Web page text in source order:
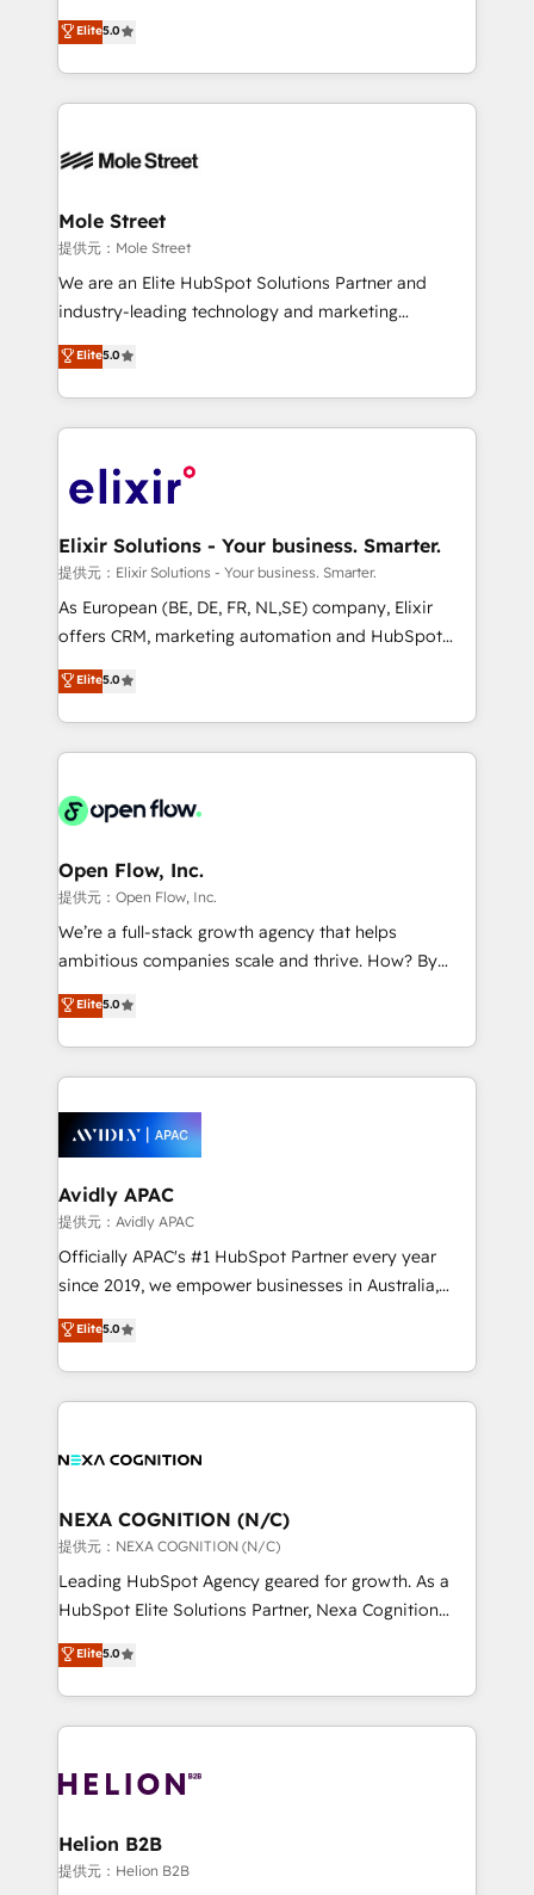
HubSpot Experts: Onboarding, migrations,
automation, and training built for adoption. ⚡ Highly
Technical Execution: ERP, EMR and Custom
Integrations; complex builds delivered in weeks, not
workflows; automation agents; process optimization
Healthcare: HIPAA implementations; secure data
workflows 💼 Financial Services: compliant
workflows; audit-ready reporting ⚖️ Legal: client
intake; pipeline and document workflows 🛒 E-
revenue automation 🏢 Real Estate: deal pipelines;
portfolio and lifecycle management 🏭
HIPAA-aware; CASL-compliant; GDPR-ready
implementations where required 💡 Why 500+
built to scale.
Elite5.0
Mole Street
提供元：Mole Street
We are an Elite HubSpot Solutions Partner and
industry-leading technology and marketing
consultancy. Our focus is on enterprise and mid-
market B2B companies globally that want a strategic
approach to execute their goals through creative
applications of our solutions; Technical HubSpot
Design, Migrations + Integrations. Mole Street’s
greatness, which is achieved through creating
absolute clarity, derived from a well-defined
strategy, executed well, and reported on with clear
results. The culture is driven by core values; Joy, Grit,
Mindedness, and Clarity. We are driven to win for the
collective good of the company and its clientele, and
things are happening.
Elite5.0
Elixir Solutions - Your business. Smarter.
提供元：Elixir Solutions - Your business. Smarter.
As European (BE, DE, FR, NL,SE) company, Elixir
offers CRM, marketing automation and HubSpot
integration products and services to mid-market
and enterprise customers. We ensure that your sales,
service and marketing department operates in the
most effective way, while at the same time
integrated buyers journey. Elixir is located in
and Stockholm Elixir is a first mover and leader
when it comes to HubSpot sales and service
implementations, highly renowned for our business
acumen, process (re-)design experience and a
integrate HubSpot with complex solutions like SAP,
MicroSoft, custom solutions,... Our company also has
execution, CPQ, customer portals and HubSpot CMS
Elite5.0
Open Flow, Inc.
提供元：Open Flow, Inc.
We’re a full-stack growth agency that helps
ambitious companies scale and thrive. How? By
upgrading and streamlining every single revenue-
generating aspect of your business. We’re proud
HubSpot Elite Solutions Partners and devout CRM
nerds who can harness HubSpot’s custom digital
experience. Working hand-in-hand with your team,
we’ll assemble a RevOps machine that drives more
traffic, generates better leads and crushes your
revenue goals. We've worked with thousands of
HubSpot customers and we'd love to work with you
too! Clients come to us for: Advanced CRM solutions
HubSpot Data System Migrations between systems
to HubSpot New lead generation strategies Time-
Elite5.0
Avidly APAC
提供元：Avidly APAC
Officially APAC's #1 HubSpot Partner every year
since 2019, we empower businesses in Australia,
New Zealand, and globally to realise their full
potential through enterprise HubSpot CRM
implementation. And we deliver best practice across
the whole HubSpot platform, covering marketing,
all businesses, from start-up to Enterprise, and have
the world. Our human approach to digital
transformation is designed for businesses who want
to grow. And we're passionate about APAC
businesses leading the world in technology, agility
record migrating businesses from CRM & Marketing
Platforms such as Salesforce, Dynamics, Pipedrive,
with attract and retain customers, manage their
business people and processes, and how they
Elite5.0
NEXA COGNITION (N/C)
提供元：NEXA COGNITION (N/C)
Leading HubSpot Agency geared for growth. As a
HubSpot Elite Solutions Partner, Nexa Cognition
ranks in the top 1% of global HubSpot Partners and
has been one of the longest-standing partners since
2012. We empower businesses to harness the full
potential of HubSpot by combining strategic
bespoke HubSpot solutions tailored to drive
Choose Nexa Cognition? 🚀 HubSpot Expertise: Our
certified team specialises in CRM implementation,
Elite5.0
Helion B2B
提供元：Helion B2B